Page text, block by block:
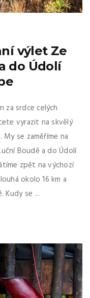
výlet Ze
do Údolí
za srdce celých
vyrazit na skvělý
se zaměříme na
Boudě a do Údolí
zpět na výchozí
okolo 16 km a
se ...